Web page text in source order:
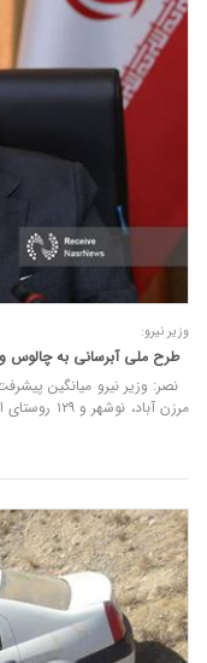
وزیر نیرو:
طرح ملی آبرسانی به چالوس و نوشهر ۳۵ درصد پیشرفت
نصر: وزیر نیرو میانگین
مرزن آباد، نوشهر و ۱۲۹ روستای این مناطق را ۳۵ درصد ذکرکرد.